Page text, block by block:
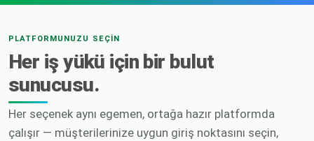
PLATFORMUNUZU SEÇIN
Her iş yükü için bir bulut
sunucusu.
Her seçenek aynı egemen, ortağa hazır platformda
çalışır — müşterilerinize uygun giriş noktasını seçin,